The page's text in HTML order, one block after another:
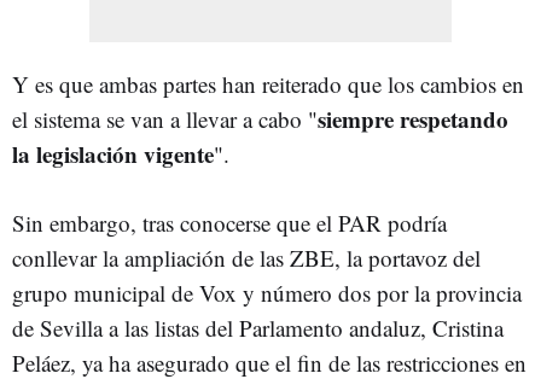
Y es que ambas partes han reiterado que los cambios en
el sistema se van a llevar a cabo "siempre respetando
la legislación vigente".
Sin embargo, tras conocerse que el PAR podría
conllevar la ampliación de las ZBE, la portavoz del
grupo municipal de Vox y número dos por la provincia
de Sevilla a las listas del Parlamento andaluz, Cristina
Peláez, ya ha asegurado que el fin de las restricciones en